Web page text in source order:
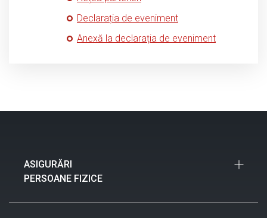
Declarația de eveniment
Anexă la declarația de eveniment
ASIGURĂRI
PERSOANE FIZICE